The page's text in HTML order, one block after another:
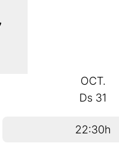
OCT.
Ds 31
22:30h